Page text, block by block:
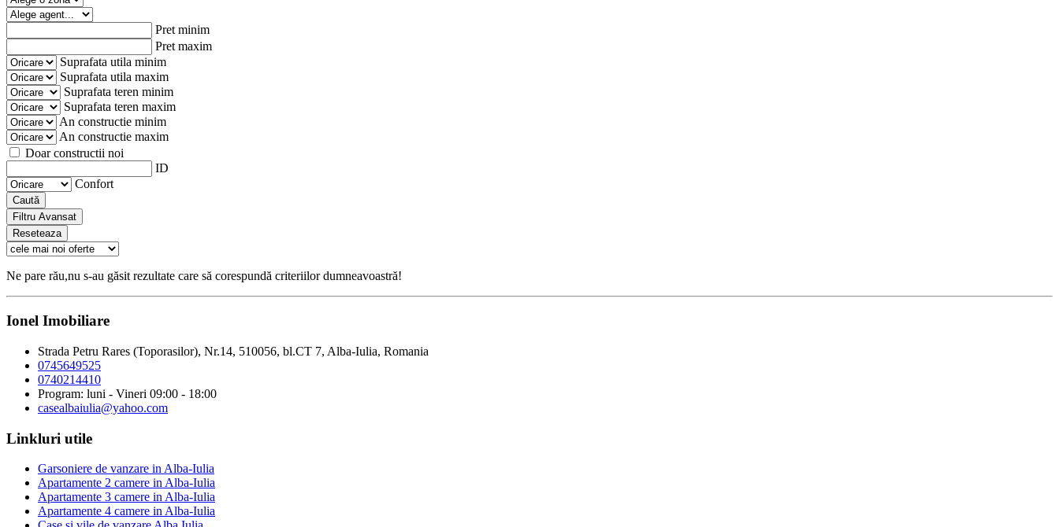
Pret minim
Pret maxim
Suprafata utila minim
Suprafata utila maxim
Suprafata teren minim
Suprafata teren maxim
An constructie minim
An constructie maxim
Doar constructii noi
ID
Confort
Caută
Filtru Avansat
Reseteaza
Ne pare rău,nu s-au găsit rezultate care să corespundă criteriilor dumneavoastră!
Ionel Imobiliare
Strada Petru Rares (Toporasilor), Nr.14, 510056, bl.CT 7, Alba-Iulia, Romania
0745649525
0740214410
Program: luni - Vineri 09:00 - 18:00
casealbaiulia@yahoo.com
Linkluri utile
Garsoniere de vanzare in Alba-Iulia
Apartamente 2 camere in Alba-Iulia
Apartamente 3 camere in Alba-Iulia
Apartamente 4 camere in Alba-Iulia